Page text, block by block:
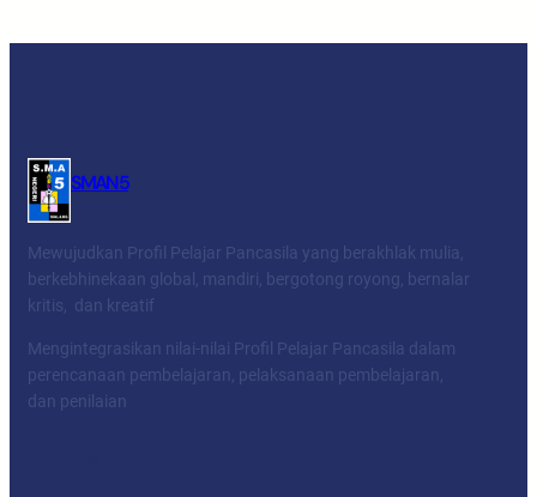
SMAN 5
Mewujudkan Profil Pelajar Pancasila yang berakhlak mulia,
berkebhinekaan global, mandiri, bergotong royong, bernalar
kritis, dan kreatif
Mengintegrasikan nilai-nilai Profil Pelajar Pancasila dalam
perencanaan pembelajaran, pelaksanaan pembelajaran,
dan penilaian